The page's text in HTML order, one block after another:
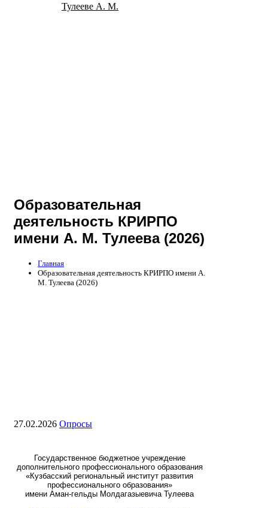
Тулееве А. М.
Образовательная
деятельность КРИРПО
имени А. М. Тулеева (2026)
Главная
Образовательная деятельность КРИРПО имени А.
М. Тулеева (2026)
27.02.2026 Опросы
Государственное бюджетное учреждение
дополнительного профессионального образования
«Кузбасский региональный институт развития
профессионального образования»
имени Аман-гельды Молдагазыевича Тулеева